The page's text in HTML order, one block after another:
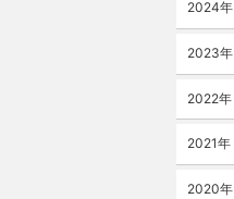
2024年
2023年
2022年
2021年
2020年